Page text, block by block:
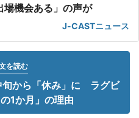
場機会ある」の声が
J-CASTニュース
を読む
旬から「休み」に ラグビ
1か月」の理由